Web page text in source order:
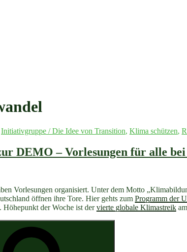
Initiativgruppe / Die Idee von Transition, Klima schützen,
DEMO – Vorlesungen für alle
Vorlesungen organisiert. Unter dem Motto
öffnen ihre Tore. Hier gehts zum Programm der
Höhepunkt der Woche ist dervierte globale Klimastreik